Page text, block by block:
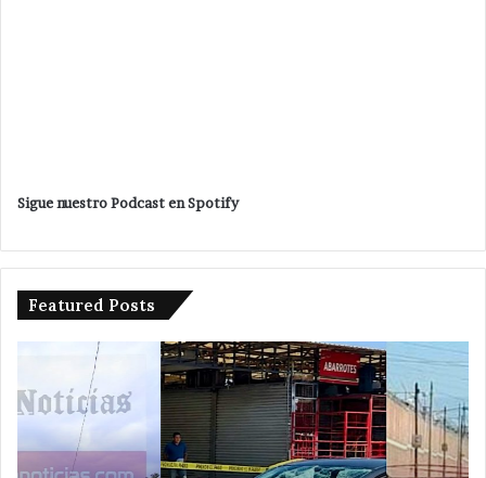
Sigue nuestro Podcast en Spotify
Featured Posts
investigación
después
de
ejecución
a